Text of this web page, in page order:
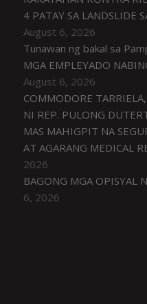
4 PATAY SA LANDSLIDE
August 6, 2026
Tunawan ng bakal sa
MGA EMPLEYADO
August 6, 2026
COMMODORE
NI REP. PULONG
MAS MAHIGPIT NA
AT AGARANG MEDICAL
2026
BAGONG MGA OPISYAL
6, 2026